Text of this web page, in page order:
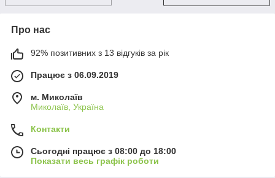
Про нас
92% позитивних з 13 відгуків за рік
Працює з 06.09.2019
м. Миколаїв
Миколаїв, Україна
Контакти
Сьогодні працює з 08:00 до 18:00
Показати весь графік роботи